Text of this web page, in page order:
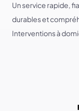
Un service rapide,
durables et
Interventions à